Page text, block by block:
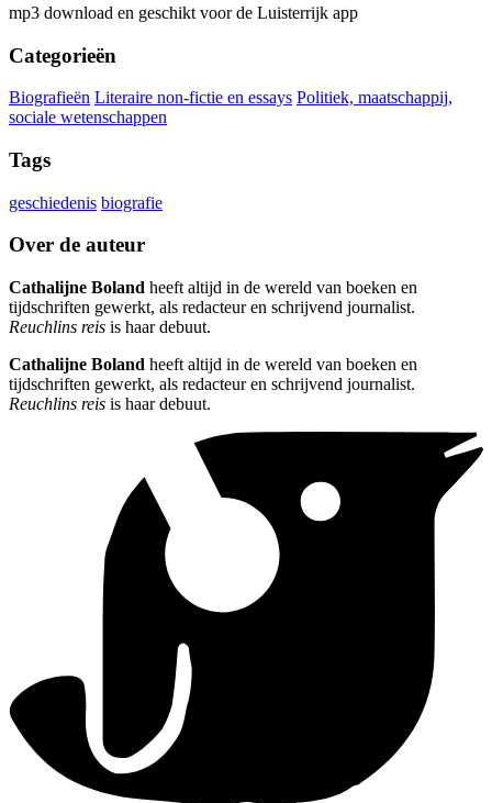
mp3 download en geschikt voor de Luisterrijk app
Categorieën
Biografieën Literaire non-fictie en essays Politiek, maatschappij,
sociale wetenschappen
Tags
geschiedenis biografie
Over de auteur
Cathalijne Boland heeft altijd in de wereld van boeken en
tijdschriften gewerkt, als redacteur en schrijvend journalist.
Reuchlins reis is haar debuut.
Cathalijne Boland heeft altijd in de wereld van boeken en
tijdschriften gewerkt, als redacteur en schrijvend journalist.
Reuchlins reis is haar debuut.